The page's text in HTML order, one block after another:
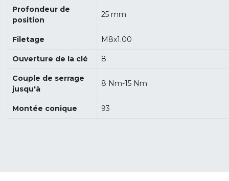
Profondeur de
position
25 mm
Filetage M8x1.00
Ouverture de la clé 8
Couple de serrage
jusqu'à
8 Nm-15 Nm
Montée conique 93